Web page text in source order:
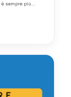
è sempre più